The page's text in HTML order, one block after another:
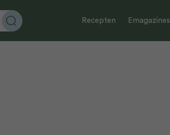
Recepten Emagazines